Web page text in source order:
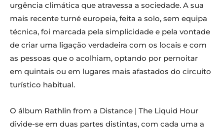
urgência climática que atravessa a sociedade. A sua
mais recente turné europeia, feita a solo, sem equipa
técnica, foi marcada pela simplicidade e pela vontade
de criar uma ligação verdadeira com os locais e com
as pessoas que o acolhiam, optando por pernoitar
em quintais ou em lugares mais afastados do circuito
turístico habitual.
O álbum Rathlin from a Distance | The Liquid Hour
divide-se em duas partes distintas, com cada uma a